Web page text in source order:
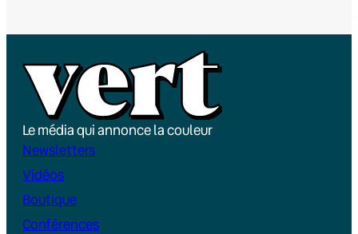
Le média qui annonce la couleur
Newsletters
Vidéos
Boutique
Conférences